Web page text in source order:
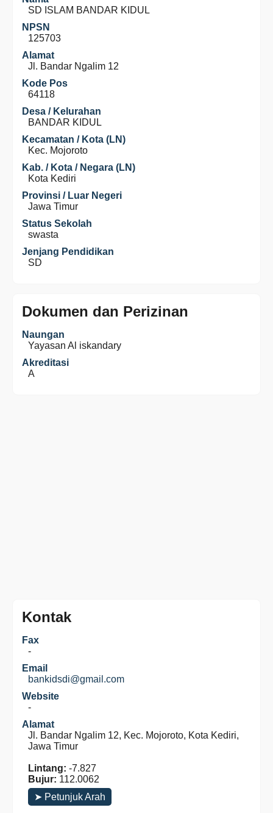
SD ISLAM BANDAR KIDUL
NPSN
125703
Alamat
Jl. Bandar Ngalim 12
Kode Pos
64118
Desa / Kelurahan
BANDAR KIDUL
Kecamatan / Kota (LN)
Kec. Mojoroto
Kab. / Kota / Negara (LN)
Kota Kediri
Provinsi / Luar Negeri
Jawa Timur
Status Sekolah
swasta
Jenjang Pendidikan
SD
Dokumen dan Perizinan
Naungan
Yayasan Al iskandary
Akreditasi
A
Kontak
Fax
-
Email
bankidsdi@gmail.com
Website
-
Alamat
Jl. Bandar Ngalim 12, Kec. Mojoroto, Kota Kediri,
Jawa Timur
Lintang: -7.827
Bujur: 112.0062
➤ Petunjuk Arah